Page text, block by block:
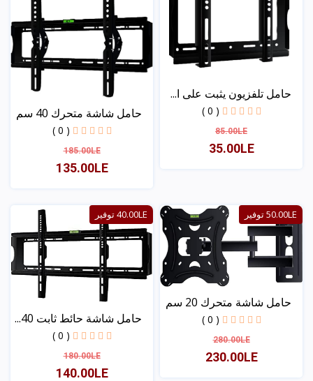
حامل تلفزيون يثبت على ا...
( 0 )
85.00LE
35.00LE
حامل شاشة متحرك 40 سم
( 0 )
185.00LE
135.00LE
50.00LE توفير
حامل شاشة متحرك 20 سم
( 0 )
280.00LE
230.00LE
40.00LE توفير
حامل شاشة حائط ثابت 40...
( 0 )
180.00LE
140.00LE